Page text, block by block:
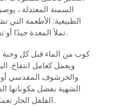
السمنة المعتدلة ،
الطبيعية: الأطعمة
تملأ المعدة جيدًا أو تسخن عملية التمثيل الغذائي.
كوب من الماء قبل كل وجبة
ويعمل كعامل انتفاخ.
والخرشوف المقدسي أو
الشهية بفضل مكوناتها
الفلفل الحار تعمل على تحسين حرق الدهون.